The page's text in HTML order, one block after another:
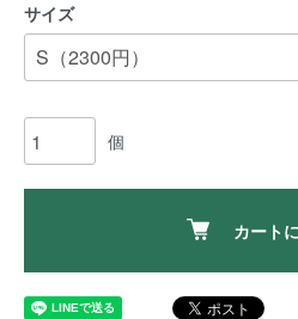
サイズ
個
カート